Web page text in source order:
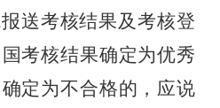
报送考核结果及考核登
考核结果确定为优秀
定为不合格的，应说